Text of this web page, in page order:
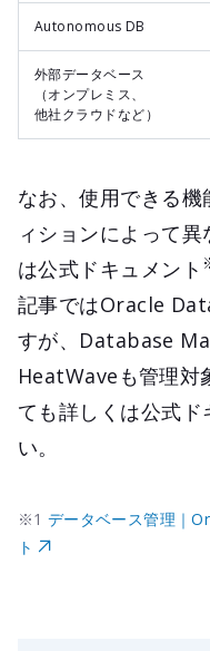
Autonomous DB
外部データベース
（オンプレミス、
他社クラウドなど）
なお、使用できる
ィションによって
は公式ドキュメント
記事ではOracle
すが、Database
HeatWaveも管理対
ても詳しくは公式ド
い。
※1データベース管理｜
ト